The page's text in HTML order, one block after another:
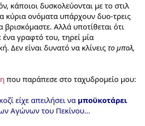
κάποιοι δυσκολεύονται με το στιλ
κύρια ονόματα υπάρχουν δυο-τρεις
βρισκόμαστε. Αλλά υποτίθεται ότι
γραφτό του, τηρεί μία
Δεν είναι δυνατό να κλίνεις το μπολ,
που παράπεσε στο ταχυδρομείο μου:
είχε απειλήσει να μποϋκοτάρει
Αγώνων του Πεκίνου...